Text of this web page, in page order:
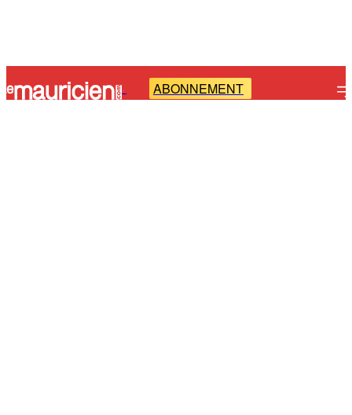
- ABONNEMENT